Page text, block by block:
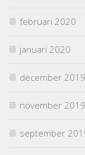
februari 2020
januari 2020
december 2019
november 2019
september